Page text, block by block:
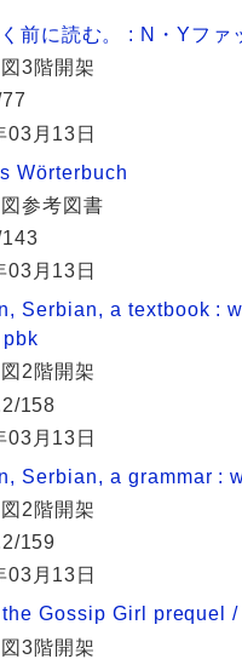
前に読む。 : N・Yフ
3階開架
月13日
Wörterbuch
参考図書
月13日
Serbian, a textbook :
2階開架
158
月13日
Serbian, a grammar :
2階開架
159
月13日
the Gossip Girl prequel
3階開架